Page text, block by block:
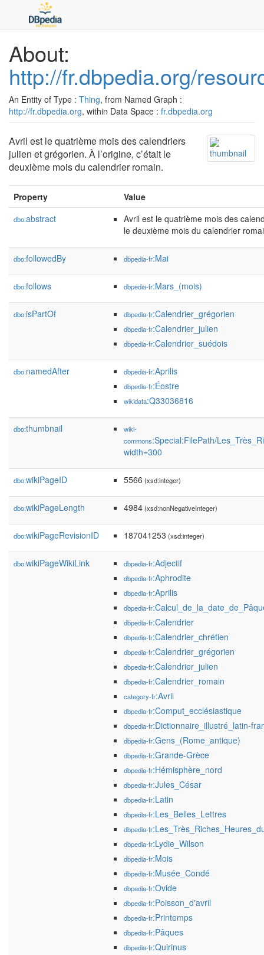
About:
http://fr.dbpedia.org/
An Entity of Type : Thing, from Named Graph :
http://fr.dbpedia.org, within Data Space : fr.dbpedia.org
Avril est le quatrième mois des calendriers
julien et grégorien. À l’origine, c’était le
deuxième mois du calendrier romain.
Property Value
dbo:abstract
Avril est le quatrième mois des
le deuxième mois du calendrier
dbo:followedBy dbpedia-fr:Mai
dbo:follows dbpedia-fr:Mars_(mois)
dbo:isPartOf dbpedia-fr:Calendrier_grégorien
dbpedia-fr:Calendrier_julien
dbpedia-fr:Calendrier_suédois
dbo:namedAfter dbpedia-fr:Aprilis
dbpedia-fr:Éostre
wikidata:Q33036816
dbo:thumbnail
wiki-
commons:Special:FilePath/
width=300
dbo:wikiPageID 5566 (xsd:integer)
dbo:wikiPageLength 4984(xsd:nonNegativeInteger)
dbo:wikiPageRevisionID 187041253 (xsd:integer)
dbo:wikiPageWikiLink dbpedia-fr:Adjectif
dbpedia-fr:Aphrodite
dbpedia-fr:Aprilis
dbpedia-fr
dbpedia-fr:Calendrier
dbpedia-fr:Calendrier_chrétien
dbpedia-fr:Calendrier_grégorien
dbpedia-fr:Calendrier_julien
dbpedia-fr:Calendrier_romain
category-fr:Avril
dbpedia-fr:Comput_ecclésiastique
dbpedia-fr:Dictionnaire_illustré_latin-
dbpedia-fr:Gens_(Rome_antique)
dbpedia-fr:Grande-Grèce
dbpedia-fr:Hémisphère_nord
dbpedia-fr:Jules_César
dbpedia-fr:Latin
dbpedia-fr:Les_Belles_Lettres
dbpedia-fr
dbpedia-fr:Lydie_Wilson
dbpedia-fr:Mois
dbpedia-fr:Musée_Condé
dbpedia-fr:Ovide
dbpedia-fr:Poisson_d'avril
dbpedia-fr:Printemps
dbpedia-fr:Pâques
dbpedia-fr:Quirinus